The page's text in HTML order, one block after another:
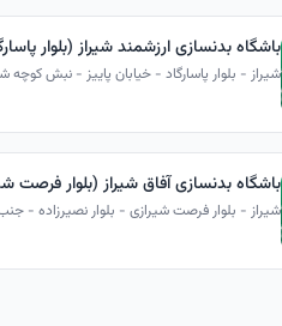
باشگاه بدنسازی ارزشمند شیراز (بلوار
باشگاه بدنسازی آفاق شیراز (بلوار فرصت